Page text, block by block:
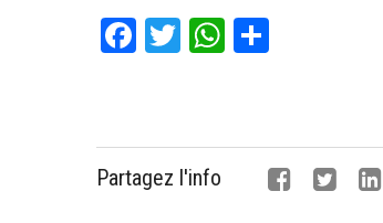
Facebook
Twitter
WhatsApp
Partagez l'info